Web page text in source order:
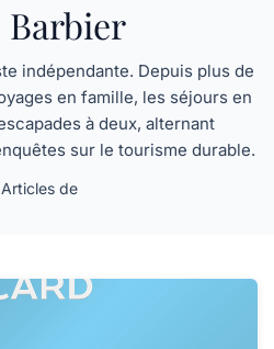
Barbier
indépendante. Depuis plus de
en famille, les séjours en
à deux, alternant
sur le tourisme durable.
de